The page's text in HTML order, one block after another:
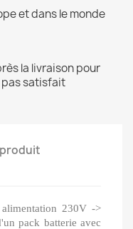
et dans le monde
la livraison pour
pas satisfait
230V ->
pack batterie avec